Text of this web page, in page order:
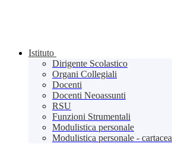
Istituto
Dirigente Scolastico
Organi Collegiali
Docenti
Docenti Neoassunti
RSU
Funzioni Strumentali
Modulistica personale
Modulistica personale - cartacea